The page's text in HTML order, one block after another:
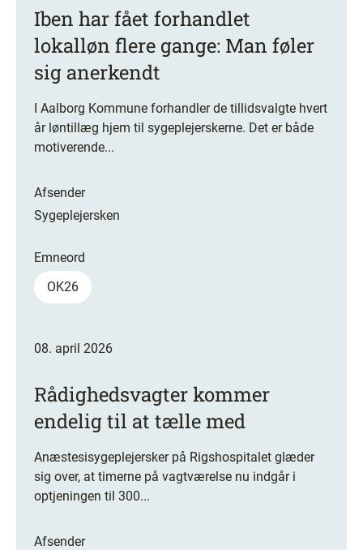
Iben har fået forhandlet
lokalløn flere gange: Man føler
sig anerkendt
I Aalborg Kommune forhandler de tillidsvalgte hvert
år løntillæg hjem til sygeplejerskerne. Det er både
motiverende...
Afsender
Sygeplejersken
Emneord
OK26
08. april 2026
Rådighedsvagter kommer
endelig til at tælle med
Anæstesisygeplejersker på Rigshospitalet glæder
sig over, at timerne på vagtværelse nu indgår i
optjeningen til 300...
Afsender